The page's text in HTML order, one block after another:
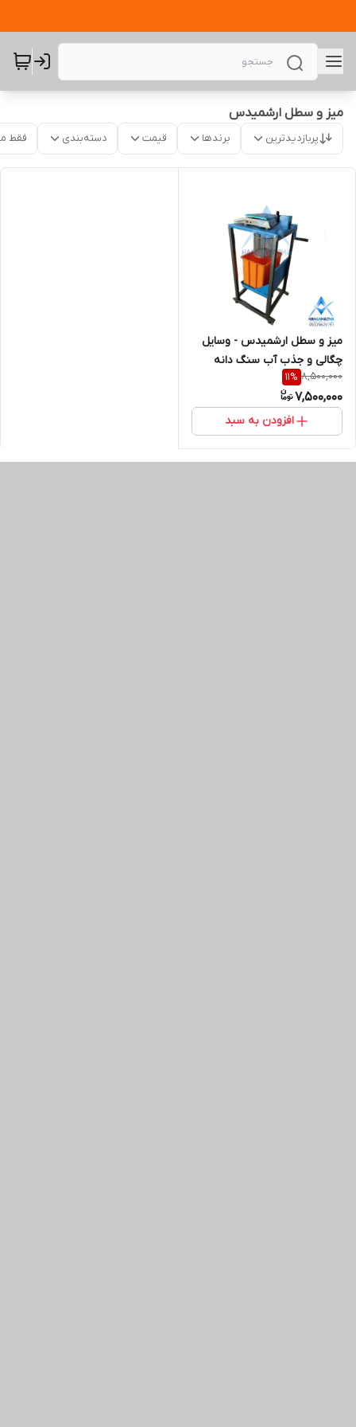
میز و سطل ارشمیدس
پربازدیدترین برندها قیمت دسته‌بندی فقط
میز و سطل ارشمیدس - وسایل
چگالی و جذب آب سنگ دانه
8,500,000
11%
7,500,000
افزودن به سبد